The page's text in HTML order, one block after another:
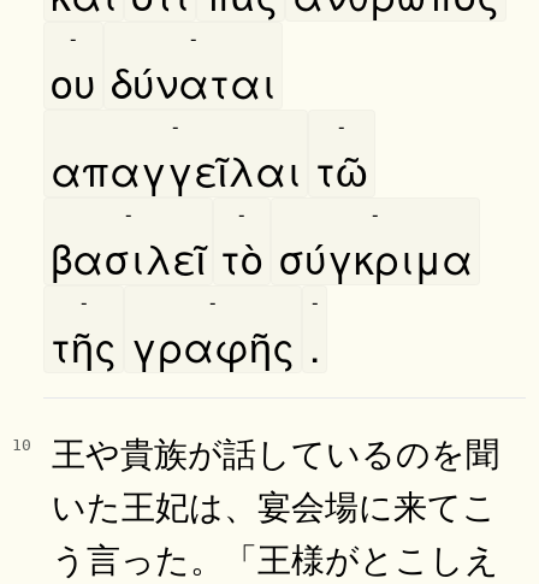
ου
-
δύναται
-
απαγγεῖλαι
-
τῶ
-
βασιλεῖ
-
τὸ
-
σύγκριμα
-
τῆς
-
γραφῆς
-
.
-
10
王や貴族が話しているのを聞
いた王妃は、宴会場に来てこ
う言った。「王様がとこしえ